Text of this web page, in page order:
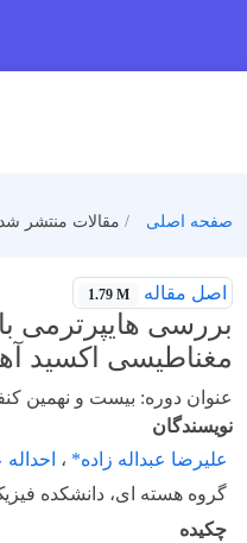
صفحه اصلی مقالات منتشر
اصل مقاله 1.79 M
بررسی هایپرترمی
مغناطیسی اکسید
عنوان دوره: بیست و نهمین
نویسندگان
علیرضا عبداله زاده* ،
گروه هسته ای، دانشکده
چکیده